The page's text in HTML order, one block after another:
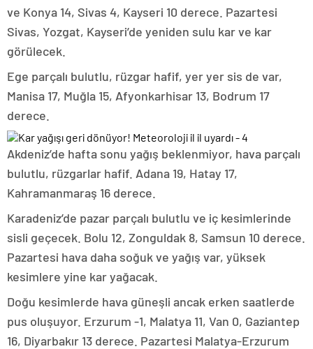
ve Konya 14, Sivas 4, Kayseri 10 derece. Pazartesi
Sivas, Yozgat, Kayseri’de yeniden sulu kar ve kar
görülecek.
Ege parçalı bulutlu, rüzgar hafif, yer yer sis de var,
Manisa 17, Muğla 15, Afyonkarhisar 13, Bodrum 17
derece.
Akdeniz’de hafta sonu yağış beklenmiyor, hava parçalı
bulutlu, rüzgarlar hafif. Adana 19, Hatay 17,
Kahramanmaraş 16 derece.
Karadeniz’de pazar parçalı bulutlu ve iç kesimlerinde
sisli geçecek. Bolu 12, Zonguldak 8, Samsun 10 derece.
Pazartesi hava daha soğuk ve yağış var, yüksek
kesimlere yine kar yağacak.
Doğu kesimlerde hava güneşli ancak erken saatlerde
pus oluşuyor. Erzurum -1, Malatya 11, Van 0, Gaziantep
16, Diyarbakır 13 derece. Pazartesi Malatya-Erzurum